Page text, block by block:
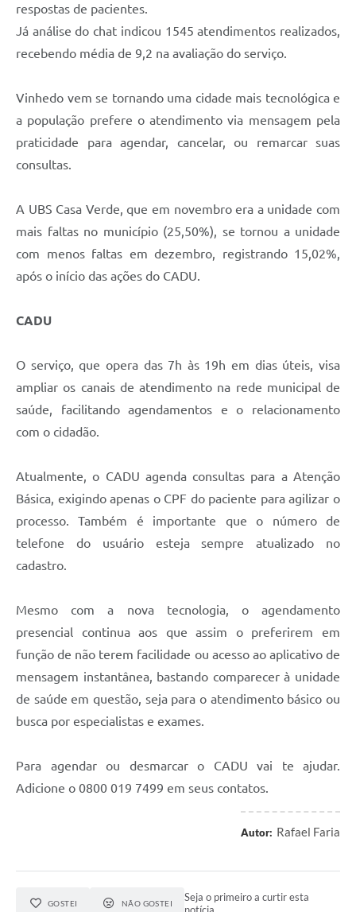
respostas de pacientes.
Já análise do chat indicou 1545 atendimentos realizados,
recebendo média de 9,2 na avaliação do serviço.
Vinhedo vem se tornando uma cidade mais tecnológica e
a população prefere o atendimento via mensagem pela
praticidade para agendar, cancelar, ou remarcar suas
consultas.
A UBS Casa Verde, que em novembro era a unidade com
mais faltas no município (25,50%), se tornou a unidade
com menos faltas em dezembro, registrando 15,02%,
após o início das ações do CADU.
CADU
O serviço, que opera das 7h às 19h em dias úteis, visa
ampliar os canais de atendimento na rede municipal de
saúde, facilitando agendamentos e o relacionamento
com o cidadão.
Atualmente, o CADU agenda consultas para a Atenção
Básica, exigindo apenas o CPF do paciente para agilizar o
processo. Também é importante que o número de
telefone do usuário esteja sempre atualizado no
cadastro.
Mesmo com a nova tecnologia, o agendamento
presencial continua aos que assim o preferirem em
função de não terem facilidade ou acesso ao aplicativo de
mensagem instantânea, bastando comparecer à unidade
de saúde em questão, seja para o atendimento básico ou
busca por especialistas e exames.
Para agendar ou desmarcar o CADU vai te ajudar.
Adicione o 0800 019 7499 em seus contatos.
Autor: Rafael Faria
GOSTEI NÃO GOSTEI
Seja o primeiro a curtir esta
notícia.